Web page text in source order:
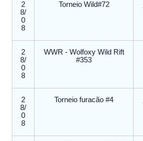
2
8/
0
8
Torneio Wild#72
2
8/
0
8
WWR - Wolfoxy Wild Rift
#353
2
8/
0
8
Torneio furacão #4